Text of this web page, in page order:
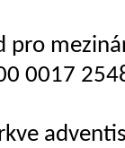
pro
0017